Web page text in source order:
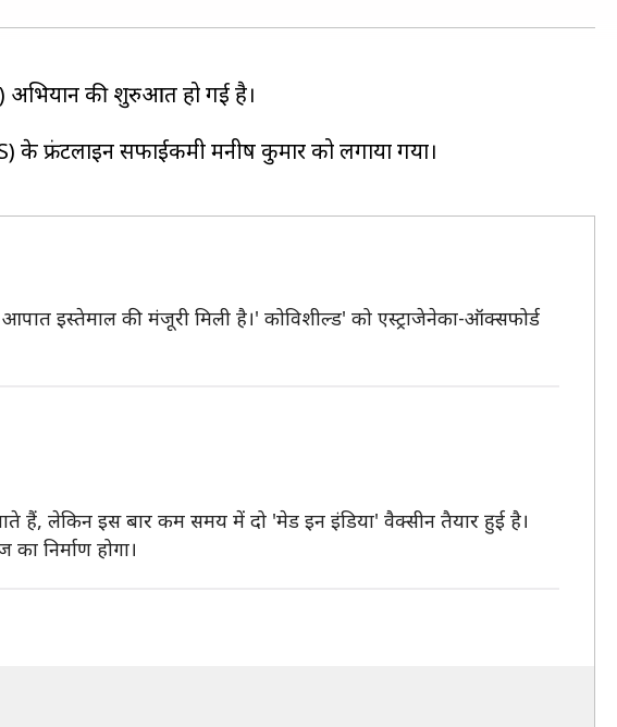
अभियान की शुरुआत हो गई है।
के फ्रंटलाइन सफाईकमी मनीष कुमार को लगाया गया।
इस्तेमाल की मंजूरी मिली है।' कोविशील्ड' को एस्ट्राजेनेका-ऑक्सफोर्ड
हैं, लेकिन इस बार कम समय में दो 'मेड इन इंडिया' वैक्सीन तैयार हुई है।
निर्माण होगा।